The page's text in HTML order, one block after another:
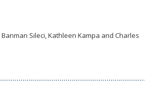
Sileci, Kathleen Kampa and Charles